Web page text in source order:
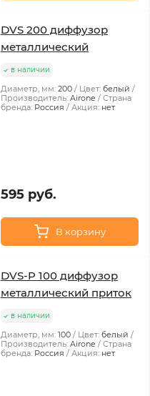
DVS 200 диффузор
металлический
в наличии
Диаметр, мм: 200 Цвет: белый
Производитель: Airone
Страна
бренда: Россия Акция: нет
595 руб.
В корзину
DVS-P 100 диффузор
металлический приток
в наличии
Диаметр, мм: 100 Цвет: белый
Производитель: Airone
Страна
бренда: Россия Акция: нет